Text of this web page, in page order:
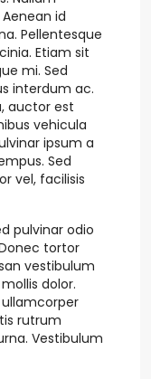
id
Pellentesque
Etiam sit
mi. Sed
interdum ac.
auctor est
vehicula
ipsum a
Sed
vel, facilisis
pulvinar odio
tortor
vestibulum
dolor.
rutrum
Vestibulum